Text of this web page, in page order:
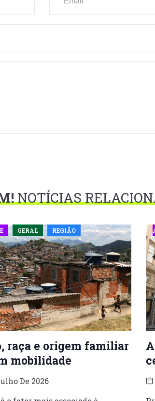
NOTÍCIAS
GERAL REGIÃO
raça e origem familiar
mobilidade
De 2026